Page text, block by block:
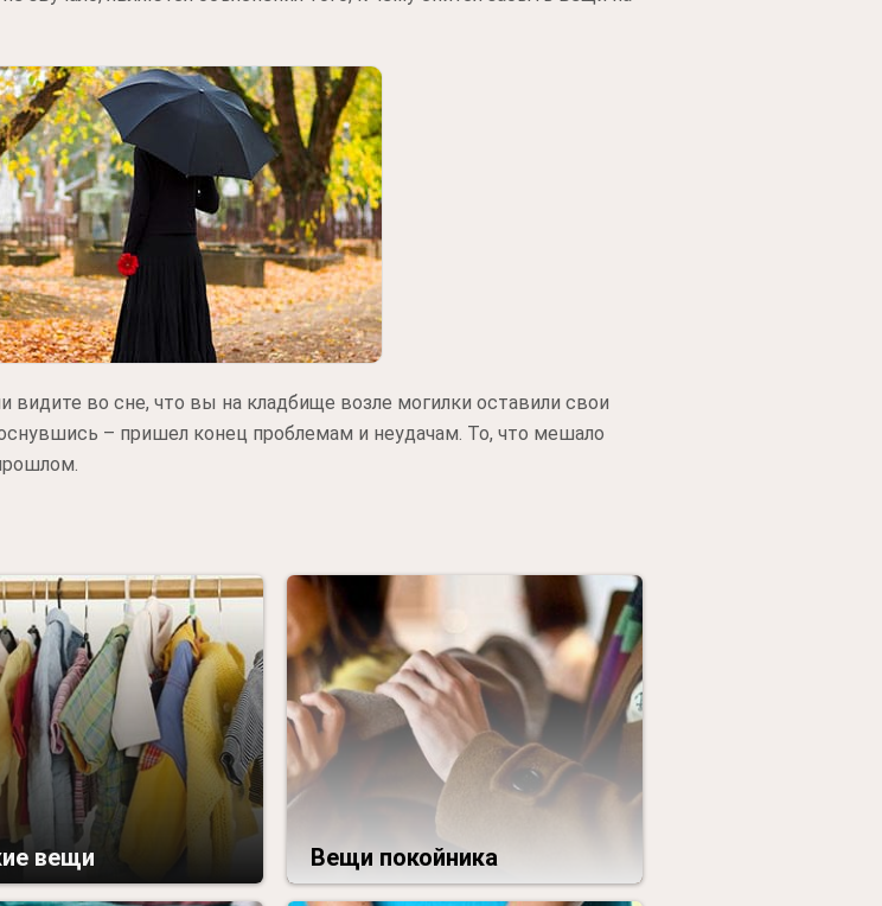
видите во сне, что вы на кладбище возле могилки оставили свои
– пришел конец проблемам и неудачам. То, что мешало
вещи Вещи покойника